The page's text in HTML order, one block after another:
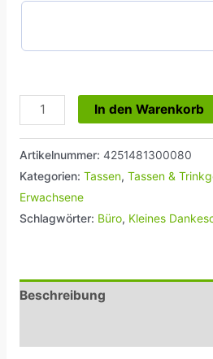
In den Warenkorb
Artikelnummer: 4251481300080
Kategorien: Tassen, Tassen &
Erwachsene
Schlagwörter: Büro, Kleines
Beschreibung